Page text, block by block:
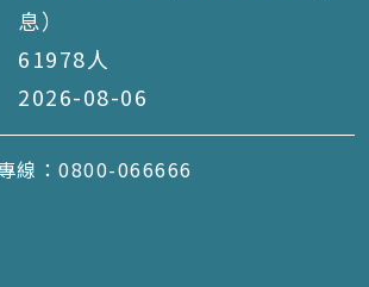
息）
61978人
2026-08-06
線：0800-066666